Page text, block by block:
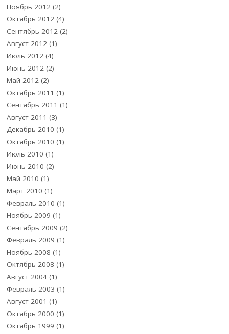
Ноябрь 2012 (2)
Октябрь 2012 (4)
Сентябрь 2012 (2)
Август 2012 (1)
Июль 2012 (4)
Июнь 2012 (2)
Май 2012 (2)
Октябрь 2011 (1)
Сентябрь 2011 (1)
Август 2011 (3)
Декабрь 2010 (1)
Октябрь 2010 (1)
Июль 2010 (1)
Июнь 2010 (2)
Май 2010 (1)
Март 2010 (1)
Февраль 2010 (1)
Ноябрь 2009 (1)
Сентябрь 2009 (2)
Февраль 2009 (1)
Ноябрь 2008 (1)
Октябрь 2008 (1)
Август 2004 (1)
Февраль 2003 (1)
Август 2001 (1)
Октябрь 2000 (1)
Октябрь 1999 (1)